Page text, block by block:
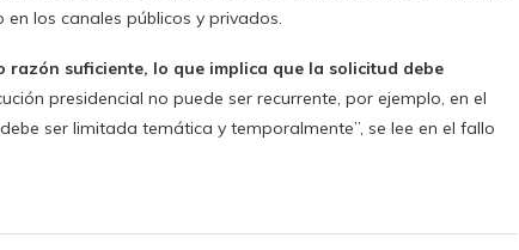
los canales públicos y privados.
suficiente, lo que implica que la solicitud debe
presidencial no puede ser recurrente, por ejemplo, en el
ser limitada temática y temporalmente”, se lee en el fallo